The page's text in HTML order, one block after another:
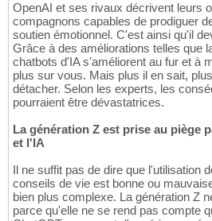
OpenAI et ses rivaux décrivent leurs
compagnons capables de prodiguer
soutien émotionnel. C'est ainsi qu'il
Grâce à des améliorations telles que
chatbots d'IA s'améliorent au fur et à
plus sur vous. Mais plus il en sait,
détacher. Selon les experts, les
pourraient être dévastatrices.
La génération Z est prise au piège
et l'IA
Il ne suffit pas de dire que l'utilisation
conseils de vie est bonne ou
bien plus complexe. La génération Z
parce qu'elle ne se rend pas compte